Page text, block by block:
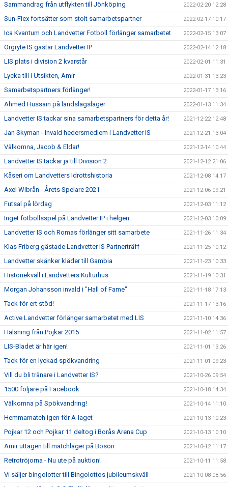
Sammandrag från utflykten till Jönköping 2022-02-20 12:28
Sun-Flex fortsätter som stolt samarbetspartner 2022-02-17 10:17
Ica Kvantum och Landvetter Fotboll förlänger samarbetet 2022-02-15 13:07
Örgryte IS gästar Landvetter IP 2022-02-14 12:18
LIS plats i division 2 kvarstår 2022-02-01 11:31
Lycka till i Utsikten, Amir 2022-01-31 13:23
Samarbetspartners förlänger! 2022-01-17 13:16
Ahmed Hussain på landslagsläger 2022-01-13 11:34
Landvetter IS tackar sina samarbetspartners för detta år! 2021-12-22 12:48
Jan Skyman - Invald hedersmedlem i Landvetter IS 2021-12-21 13:04
Välkomna, Jacob & Eldar! 2021-12-14 10:44
Landvetter IS tackar ja till Division 2 2021-12-12 21:06
Kåseri om Landvetters Idrottshistoria 2021-12-08 14:17
Axel Wibrån - Årets Spelare 2021 2021-12-06 09:21
Futsal på lördag 2021-12-03 11:12
Inget fotbollsspel på Landvetter IP i helgen 2021-12-03 10:09
Landvetter IS och Romas förlänger sitt samarbete 2021-11-26 11:34
Klas Friberg gästade Landvetter IS Partnerträff 2021-11-25 10:12
Landvetter skänker kläder till Gambia 2021-11-23 10:33
Historiekväll i Landvetters Kulturhus 2021-11-19 10:31
Morgan Johansson invald i "Hall of Fame" 2021-11-18 17:13
Tack för ert stöd! 2021-11-17 13:16
Active Landvetter förlänger samarbetet med LIS 2021-11-10 14:36
Hälsning från Pojkar 2015 2021-11-02 11:57
LIS-Bladet är här igen! 2021-11-01 13:26
Tack för en lyckad spökvandring 2021-11-01 09:23
Vill du bli tränare i Landvetter IS? 2021-10-26 09:54
1500 följare på Facebook 2021-10-18 14:34
Välkomna på Spökvandring! 2021-10-14 11:10
Hemmamatch igen för A-laget 2021-10-13 10:23
Pojkar 12 och Pojkar 11 deltog i Borås Arena Cup 2021-10-13 10:10
Amir uttagen till matchläger på Bosön 2021-10-12 11:17
Retrotröjorna - Nu ute på auktion! 2021-10-11 11:58
Vi säljer bingolotter till Bingolottos jubileumskväll 2021-10-08 08:56